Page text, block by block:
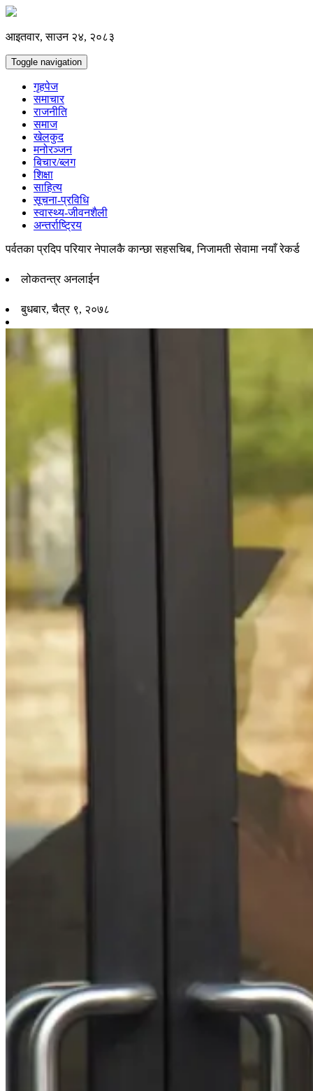
आइतवार, साउन २४, २०८३
Toggle navigation
गृहपेज
समाचार
राजनीति
समाज
खेलकुद
मनोरञ्जन
बिचार/ब्लग
शिक्षा
साहित्य
सूचना-प्रविधि
स्वास्थ्य-जीवनशैली
अन्तर्राष्ट्रिय
पर्वतका प्रदिप परियार नेपालकै कान्छा सहसचिब, निजामती सेवामा नयाँ रेकर्ड
लोकतन्त्र अनलाईन
बुधबार, चैत्र ९, २०७८